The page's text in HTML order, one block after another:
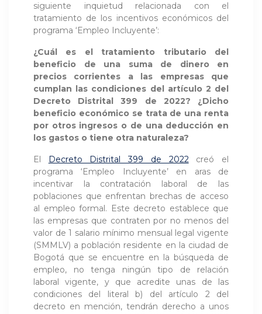
siguiente inquietud relacionada con el
tratamiento de los incentivos económicos del
programa ‘Empleo Incluyente’:
¿Cuál es el tratamiento tributario del
beneficio de una suma de dinero en
precios corrientes a las empresas que
cumplan las condiciones del artículo 2 del
Decreto Distrital 399 de 2022? ¿Dicho
beneficio económico se trata de una renta
por otros ingresos o de una deducción en
los gastos o tiene otra naturaleza?
El Decreto Distrital 399 de 2022creó el
programa ‘Empleo Incluyente’ en aras de
incentivar la contratación laboral de las
poblaciones que enfrentan brechas de acceso
al empleo formal. Este decreto establece que
las empresas que contraten por no menos del
valor de 1 salario mínimo mensual legal vigente
(SMMLV) a población residente en la ciudad de
Bogotá que se encuentre en la búsqueda de
empleo, no tenga ningún tipo de relación
laboral vigente, y que acredite unas de las
condiciones del literal b) del artículo 2 del
decreto en mención, tendrán derecho a unos